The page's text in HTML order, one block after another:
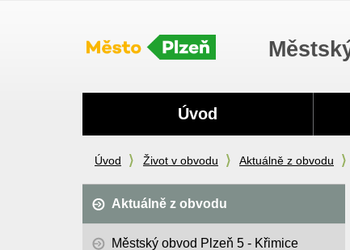
Úvod Život v obvodu Aktuálně z obvodu
Aktuálně z obvodu
Městský obvod Plzeň 5 - Křimice
Úvod